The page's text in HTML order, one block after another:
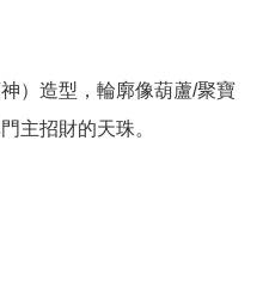
）造型，輪廓像葫蘆/聚寶
主招財的天珠。